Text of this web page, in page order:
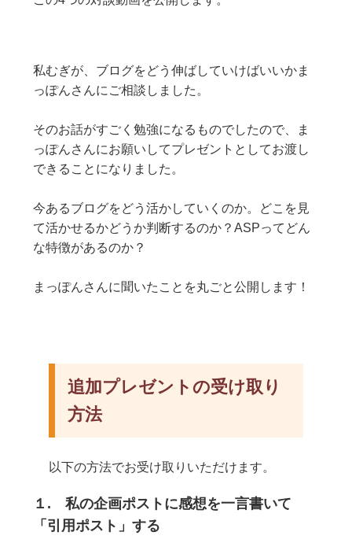
私むぎが、ブログをどう伸ばしていけばいいかま
っぽんさんにご相談しました。
そのお話がすごく勉強になるものでしたので、ま
っぽんさんにお願いしてプレゼントとしてお渡し
できることになりました。
今あるブログをどう活かしていくのか。どこを見
て活かせるかどうか判断するのか？ASPってどん
な特徴があるのか？
まっぽんさんに聞いたことを丸ごと公開します！
追加プレゼントの受け取り
方法
以下の方法でお受け取りいただけます。
１. 私の企画ポストに感想を一言書いて
「引用ポスト」する